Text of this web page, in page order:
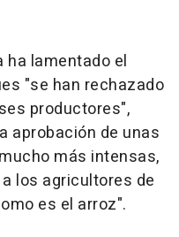
ha lamentado el
"se han rechazado
productores",
aprobación de unas
más intensas,
los agricultores de
es el arroz".